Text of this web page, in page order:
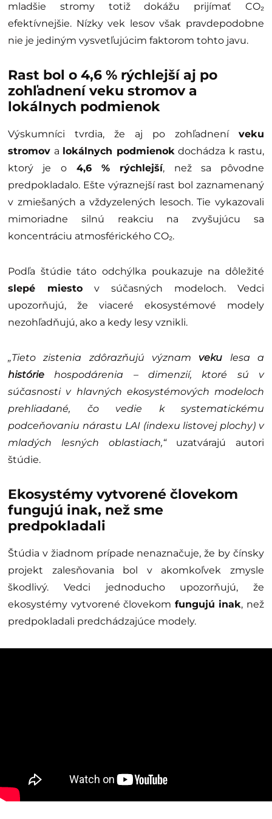
mladšie stromy totiž dokážu prijímať CO₂
efektívnejšie. Nízky vek lesov však pravdepodobne
nie je jediným vysvetľujúcim faktorom tohto javu.
Rast bol o 4,6 % rýchlejší aj po
zohľadnení veku stromov a
lokálnych podmienok
Výskumníci tvrdia, že aj po zohľadnení veku
stromov a lokálnych podmienokdochádza k rastu,
ktorý je o4,6 % rýchlejší, než sa pôvodne
predpokladalo. Ešte výraznejší rast bol zaznamenaný
v zmiešaných a vždyzelených lesoch. Tie vykazovali
mimoriadne silnú reakciu na zvyšujúcu sa
koncentráciu atmosférického CO₂.
Podľa štúdie táto odchýlka poukazuje na dôležité
slepé miesto v súčasných modeloch. Vedci
upozorňujú, že viaceré ekosystémové modely
nezohľadňujú, ako a kedy lesy vznikli.
„Tieto zistenia zdôrazňujú významveku lesa a
histórie hospodárenia – dimenzií, ktoré sú v
súčasnosti v hlavných ekosystémových modeloch
prehliadané, čo vedie k systematickému
podceňovaniu nárastu LAI (indexu listovej plochy) v
mladých lesných oblastiach,“uzatvárajú autori
štúdie.
Ekosystémy vytvorené človekom
fungujú inak, než sme
predpokladali
Štúdia v žiadnom prípade nenaznačuje, že by čínsky
projekt zalesňovania bol v akomkoľvek zmysle
škodlivý. Vedci jednoducho upozorňujú, že
ekosystémy vytvorené človekom fungujú inak, než
predpokladali predchádzajúce modely.